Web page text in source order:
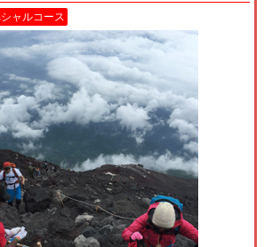
ャルコース